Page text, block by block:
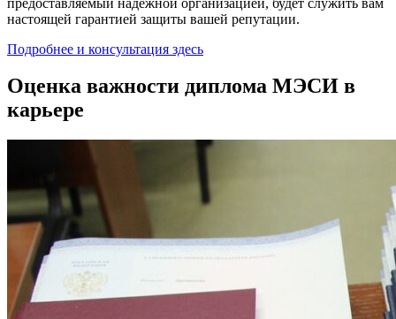
настоящей гарантией защиты вашей репутации.
Подробнее и консультация здесь
Оценка важности диплома МЭСИ в
карьере